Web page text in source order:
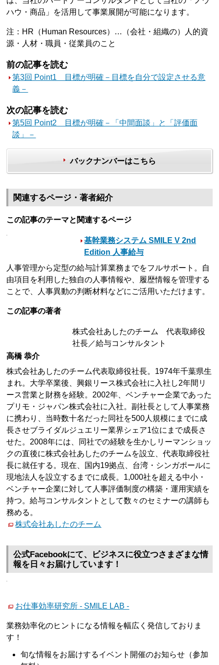
ハウ・商品」を活用して事業展開が可能になります。
注：HR（Human Resources）…（会社・組織の）人的資
源・人材・職員・従業員のこと
前の記事を読む
第3回 Point1 目標が明確－目標を自分で設定させる意
義－
次の記事を読む
第5回 Point2 目標が明確－「中間面談」と「評価面
談」－
バックナンバーはこちら
関連するページ・著者紹介
この記事のテーマと関連するページ
基幹業務システム SMILE V 2nd
Edition 人事給与
人事管理から定型の給与計算業務までをフルサポート。自
由項目を利用した独自の人事情報や、履歴情報を管理する
ことで、人事異動の判断材料などにご活用いただけます。
この記事の著者
株式会社あしたのチーム 代表取締役
社長／給与コンサルタント
高橋 恭介
株式会社あしたのチーム代表取締役社長。1974年千葉県生
まれ。大学卒業後、興銀リース株式会社に入社し2年間リ
ース営業と財務を経験。2002年、ベンチャー企業であった
プリモ・ジャパン株式会社に入社。副社長として人事業務
に携わり、当時数十名だった同社を500人規模にまでに成
長させブライダルジュエリー業界シェア1位にまで成長さ
せた。2008年には、同社での経験を生かしリーマンショッ
クの直後に株式会社あしたのチームを設立、代表取締役社
長に就任する。現在、国内19拠点、台湾・シンガポールに
現地法人を設立するまでに成長。1,000社を超える中小・
ベンチャー企業に対して人事評価制度の構築・運用実績を
持つ。給与コンサルタントとして数々のセミナーの講師も
務める。
株式会社あしたのチーム
公式Facebookにて、ビジネスに役立つさまざまな情
報を日々お届けしています！
お仕事効率研究所 - SMILE LAB -
業務効率化のヒントになる情報を幅広く発信しておりま
す！
旬な情報をお届けするイベント開催のお知らせ（参加